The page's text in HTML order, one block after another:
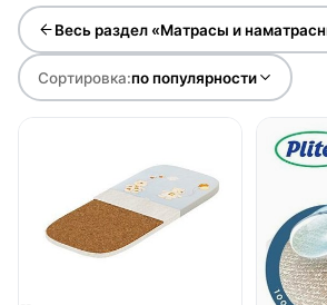
Весь раздел «Матрасы и
Сортировка:по популярности
● в